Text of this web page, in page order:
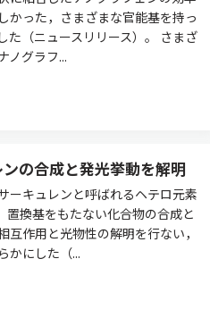
かった，さまざまな官能基を持っ
た（ニュースリリース）。 さまざ
ノグラフ...
の合成と発光挙動を解明
ーキュレンと呼ばれるヘテロ元素
置換基をもたない化合物の合成と
作用と光物性の解明を行ない，
かにした（...